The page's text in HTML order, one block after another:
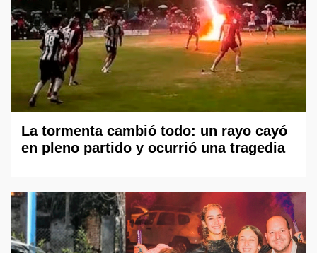
La tormenta cambió todo: un rayo cayó
en pleno partido y ocurrió una tragedia